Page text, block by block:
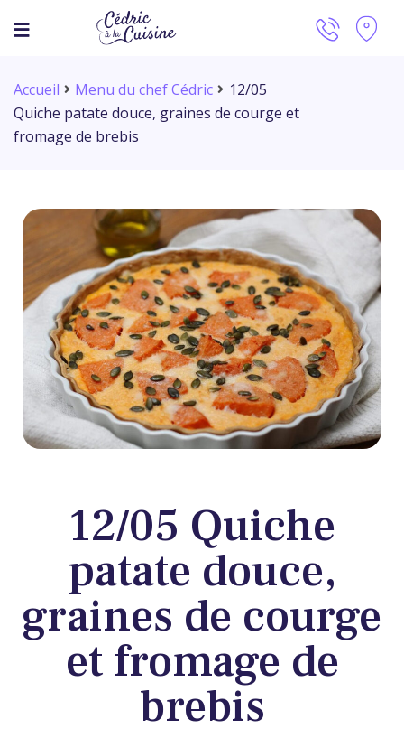
Accueil Menu du chef Cédric
12/05
Quiche patate douce, graines de courge et
fromage de brebis
12/05 Quiche
patate douce,
graines de courge
et fromage de
brebis